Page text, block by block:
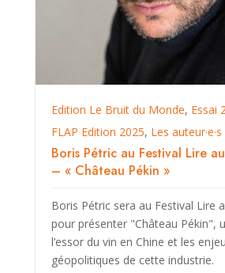
Edition Le Bruit du Monde, Essai
FLAP Edition 2025, Les
Boris Pétric au Festival Lire
– « Château Pékin »
Boris Pétric sera au Festival Lire
pour présenter "Château Pékin",
l’essor du vin en Chine et les
géopolitiques de cette industrie.